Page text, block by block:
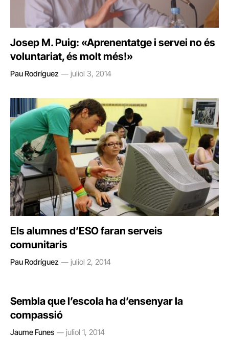
Josep M. Puig: «Aprenentatge i servei no és
voluntariat, és molt més!»
Pau Rodríguez juliol 3, 2014
Els alumnes d’ESO faran serveis
comunitaris
Pau Rodríguez juliol 2, 2014
Sembla que l’escola ha d’ensenyar la
compassió
Jaume Funes juliol 1, 2014